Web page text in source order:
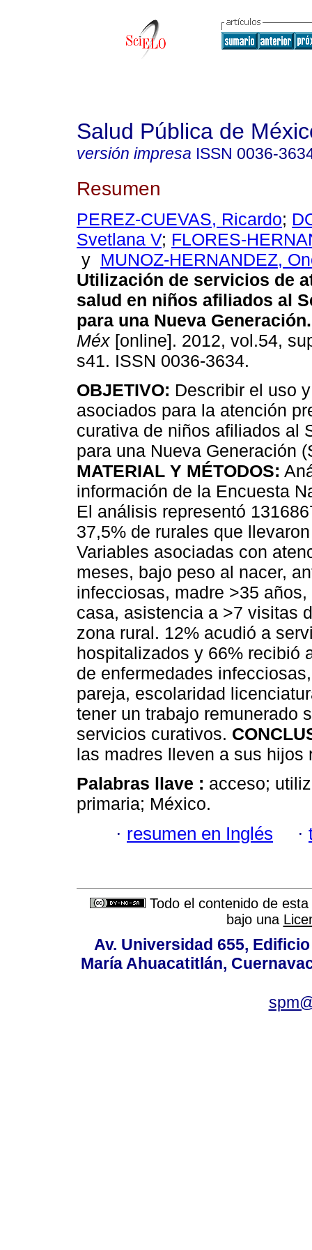
Salud Pública de
versión impresa ISSN 0036-
Resumen
PEREZ-CUEVAS, Ricardo;
Svetlana V; FLORES-
y MUNOZ-HERNANDEZ,
Utilización de servicios de
salud en niños afiliados al
para una Nueva Generación.
Méx [online]. 2012, vol.54,
s41. ISSN 0036-3634.
OBJETIVO: Describir el uso
asociados para la atención
curativa de niños afiliados al
para una Nueva Generación
MATERIAL Y MÉTODOS:
información de la Encuesta
El análisis representó
37,5% de rurales que
Variables asociadas con
meses, bajo peso al nacer,
infecciosas, madre >35
casa, asistencia a >7 visitas
zona rural. 12% acudió a
hospitalizados y 66% recibió
de enfermedades
pareja, escolaridad
tener un trabajo remunerado
servicios curativos.
las madres lleven a sus hijos
Palabras llave : acceso;
primaria; México.
· resumen en Inglés ·
Todo el contenido de
bajo una
Av. Universidad 655,
María Ahuacatitlán,